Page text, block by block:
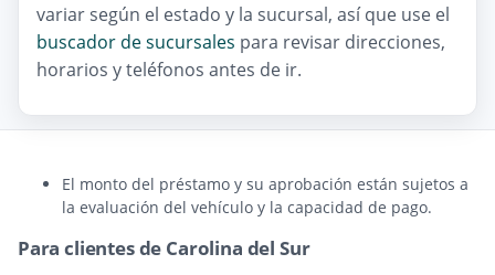
variar según el estado y la sucursal, así que use el
buscador de sucursales para revisar direcciones,
horarios y teléfonos antes de ir.
El monto del préstamo y su aprobación están sujetos a
la evaluación del vehículo y la capacidad de pago.
Para clientes de Carolina del Sur